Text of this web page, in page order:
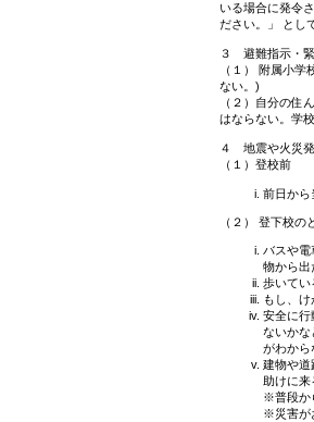
いる場合に発令
ださい。」 とし
３ 避難指示・緊
（１） 附属小
ない。)
（２）自分の住
はならない。学
４ 地震や火災
（１）登校前
前日から
（２） 登下校の
バスや電
物から出
歩いてい
もし、
安全に行
ないかな
がわから
建物や道
助けに来
※普段か
※災害が